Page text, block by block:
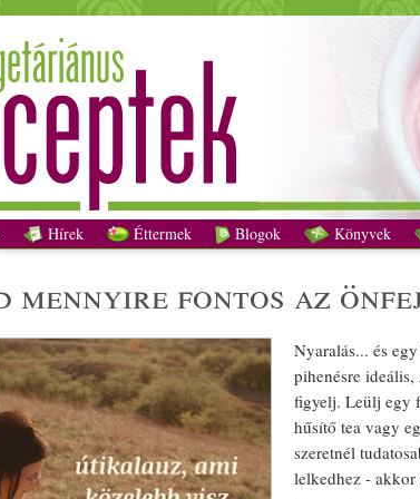
Neked mennyire fontos az
Hírek Éttermek Blogok Könyvek
mennyire fontos az
Nyaralás... és
pihenésre
figyelj. Leülj egy
hűsítő teavagy
szeretnél
lelkedhez -